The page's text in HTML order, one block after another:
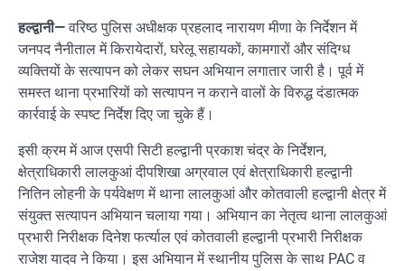
हल्द्वानी—वरिष्ठ पुलिस अधीक्षक प्रहलाद नारायण मीणा के निर्देशन में
जनपद नैनीताल में किरायेदारों, घरेलू सहायकों, कामगारों और संदिग्ध
व्यक्तियों के सत्यापन को लेकर सघन अभियान लगातार जारी है। पूर्व में
समस्त थाना प्रभारियों को सत्यापन न कराने वालों के विरुद्ध दंडात्मक
कार्रवाई के स्पष्ट निर्देश दिए जा चुके हैं।
इसी क्रम में आज एसपी सिटी हल्द्वानी प्रकाश चंद्र के निर्देशन,
क्षेत्राधिकारी लालकुआं दीपशिखा अग्रवाल एवं क्षेत्राधिकारी हल्द्वानी
नितिन लोहनी के पर्यवेक्षण में थाना लालकुआं और कोतवाली हल्द्वानी क्षेत्र में
संयुक्त सत्यापन अभियान चलाया गया। अभियान का नेतृत्व थाना लालकुआं
प्रभारी निरीक्षक दिनेश फर्त्याल एवं कोतवाली हल्द्वानी प्रभारी निरीक्षक
राजेश यादव ने किया। इस अभियान में स्थानीय पुलिस के साथ PAC व